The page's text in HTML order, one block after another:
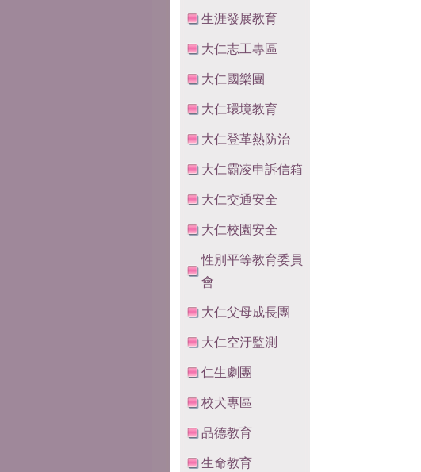
生涯發展教育
大仁志工專區
大仁國樂團
大仁環境教育
大仁登革熱防治
大仁霸凌申訴信箱
大仁交通安全
大仁校園安全
性別平等教育委員
會
大仁父母成長團
大仁空汙監測
仁生劇團
校犬專區
品德教育
生命教育